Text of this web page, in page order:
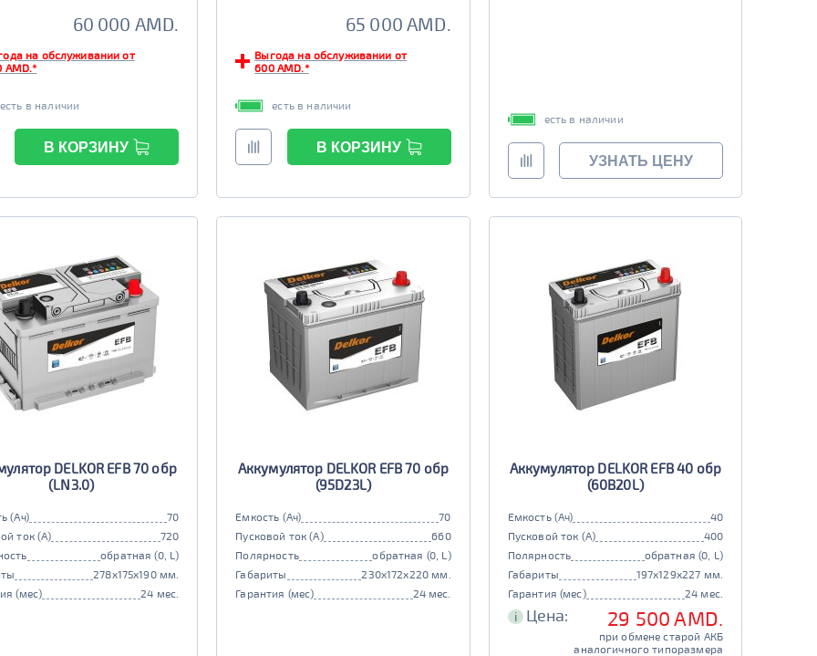
60 000 AMD.
на обслуживании от
AMD.*
есть в наличии
В КОРЗИНУ
65 000 AMD.
Выгода на обслуживании от
600 AMD.*
есть в наличии
В КОРЗИНУ
есть в наличии
УЗНАТЬ ЦЕНУ
DELKOR EFB 70 обр
(LN3.0)
(Ач)
70
ток (А)
720
обратная (0, L)
278x175x190 мм.
(мес)
24 мес.
Аккумулятор DELKOR EFB 70 обр
(95D23L)
Емкость (Ач)
70
Пусковой ток (А)
660
Полярность
обратная (0, L)
Габариты
230x172x220 мм.
Гарантия (мес)
24 мес.
Аккумулятор DELKOR EFB 40 обр
(60B20L)
Емкость (Ач)
40
Пусковой ток (А)
400
Полярность
обратная (0, L)
Габариты
197x129x227 мм.
Гарантия (мес)
24 мес.
i Цена: 29 500 AMD.
при обмене старой АКБ
аналогичного типоразмера